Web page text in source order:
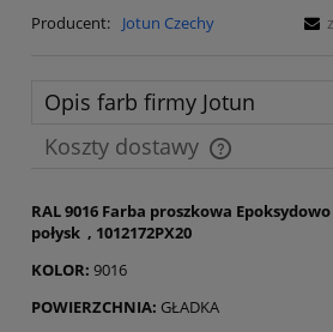
Producent: Jotun Czechy
Opis farb firmy Jotun
Koszty dostawy
Cena nie zawiera ewentualnych
RAL 9016 Farba proszkowa
połysk , 1012172PX20
KOLOR: 9016
POWIERZCHNIA: GŁADKA